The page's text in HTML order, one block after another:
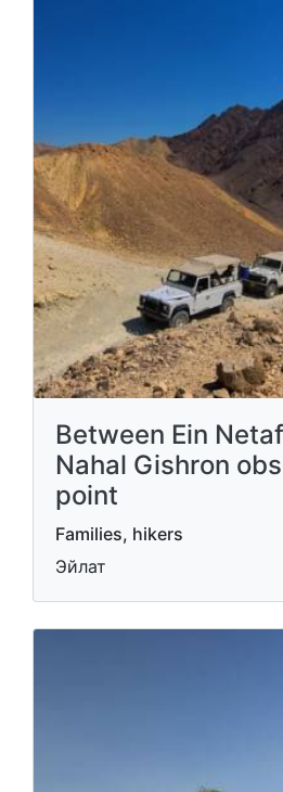
Between Ein
Nahal Gishron
point
Families, hikers
Эйлат